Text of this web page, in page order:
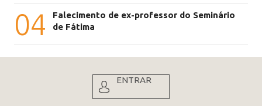
04
Falecimento de ex-professor do Seminário
de Fátima
ENTRAR